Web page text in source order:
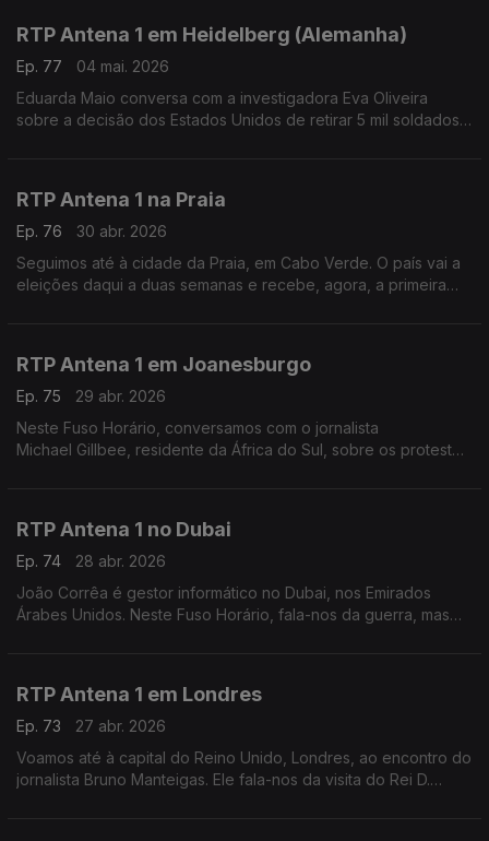
RTP Antena 1 em Heidelberg (Alemanha)
Ep. 77
04 mai. 2026
Eduarda Maio conversa com a investigadora Eva Oliveira
sobre a decisão dos Estados Unidos de retirar 5 mil soldados
RTP Antena 1 na Praia
Ep. 76
30 abr. 2026
Seguimos até à cidade da Praia, em Cabo Verde. O país vai a
eleições daqui a duas semanas e recebe, agora, a primeira
RTP Antena 1 em Joanesburgo
Ep. 75
29 abr. 2026
Neste Fuso Horário, conversamos com o jornalista
Michael Gillbee, residente da África do Sul, sobre os protestos
RTP Antena 1 no Dubai
Ep. 74
28 abr. 2026
João Corrêa é gestor informático no Dubai, nos Emirados
Árabes Unidos. Neste Fuso Horário, fala-nos da guerra, mas
RTP Antena 1 em Londres
Ep. 73
27 abr. 2026
Voamos até à capital do Reino Unido, Londres, ao encontro do
jornalista Bruno Manteigas. Ele fala-nos da visita do Rei D.